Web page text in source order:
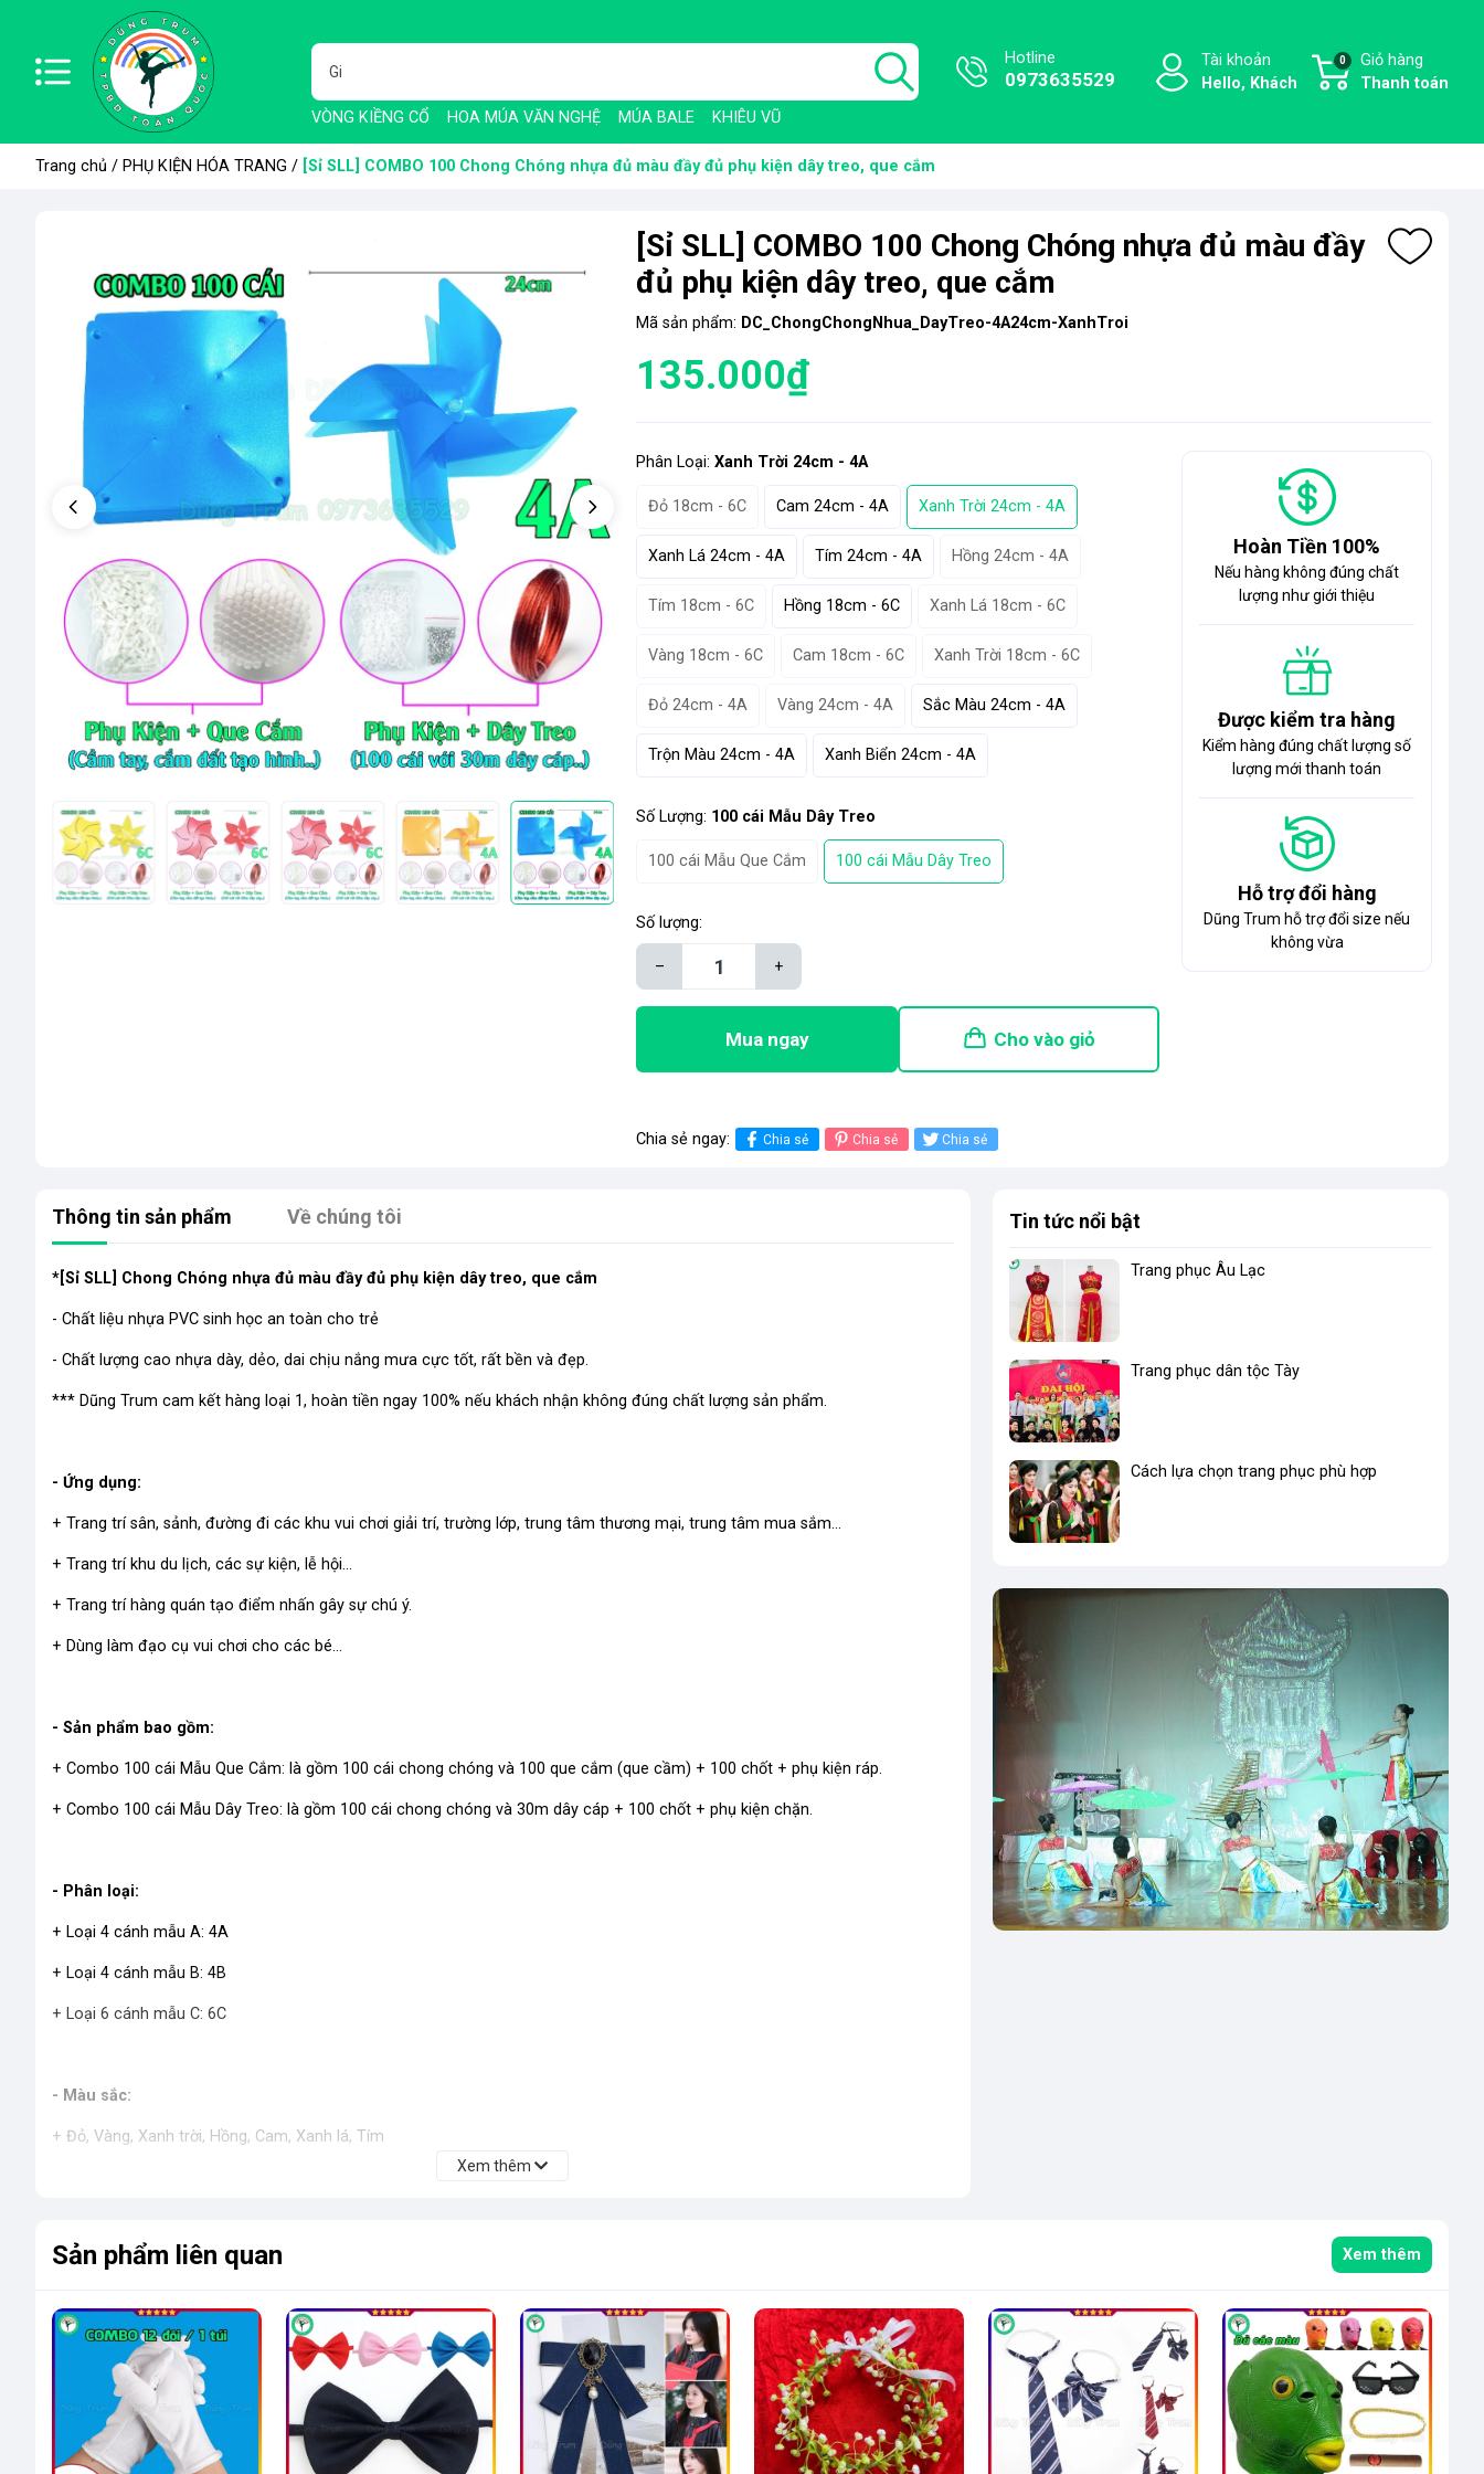
VÒNG KIỀNG CỔ HOA MÚA VĂN NGHỆ MÚA BALE KHIÊU VŨ
Hotline
0973635529
Tài khoản
Hello, Khách
Giỏ hàng
Thanh toán
0
Trang chủ / PHỤ KIỆN HÓA TRANG / [Sỉ SLL] COMBO 100 Chong Chóng nhựa đủ màu đầy đủ phụ kiện dây treo, que cắm
[Sỉ SLL] COMBO 100 Chong Chóng nhựa đủ màu đầy
đủ phụ kiện dây treo, que cắm
Mã sản phẩm: DC_ChongChongNhua_DayTreo-4A24cm-XanhTroi
135.000₫
Phân Loại:Xanh Trời 24cm - 4A
Đỏ 18cm - 6C Cam 24cm - 4A Xanh Trời 24cm - 4A
Xanh Lá 24cm - 4A Tím 24cm - 4A Hồng 24cm - 4A
Tím 18cm - 6C Hồng 18cm - 6C Xanh Lá 18cm - 6C
Vàng 18cm - 6C Cam 18cm - 6C Xanh Trời 18cm - 6C
Đỏ 24cm - 4A Vàng 24cm - 4A Sắc Màu 24cm - 4A
Trộn Màu 24cm - 4A Xanh Biển 24cm - 4A
Số Lượng: 100 cái Mẫu Dây Treo
100 cái Mẫu Que Cắm 100 cái Mẫu Dây Treo
Số lượng:
– +
Mua ngay Cho vào giỏ
Chia sẻ ngay: Chia sẻ Chia sẻ Chia sẻ
Hoàn Tiền 100%
Nếu hàng không đúng chất
lượng như giới thiệu
Được kiểm tra hàng
Kiểm hàng đúng chất lượng số
lượng mới thanh toán
Hỗ trợ đổi hàng
Dũng Trum hỗ trợ đổi size nếu
không vừa
Thông tin sản phẩm Về chúng tôi
*[Sỉ SLL] Chong Chóng nhựa đủ màu đầy đủ phụ kiện dây treo, que cắm
- Chất liệu nhựa PVC sinh học an toàn cho trẻ
- Chất lượng cao nhựa dày, dẻo, dai chịu nắng mưa cực tốt, rất bền và đẹp.
*** Dũng Trum cam kết hàng loại 1, hoàn tiền ngay 100% nếu khách nhận không đúng chất lượng sản phẩm.
- Ứng dụng:
+ Trang trí sân, sảnh, đường đi các khu vui chơi giải trí, trường lớp, trung tâm thương mại, trung tâm mua sắm...
+ Trang trí khu du lịch, các sự kiện, lễ hội...
+ Trang trí hàng quán tạo điểm nhấn gây sự chú ý.
+ Dùng làm đạo cụ vui chơi cho các bé...
- Sản phẩm bao gồm:
+ Combo 100 cái Mẫu Que Cắm: là gồm 100 cái chong chóng và 100 que cắm (que cầm) + 100 chốt + phụ kiện ráp.
+ Combo 100 cái Mẫu Dây Treo: là gồm 100 cái chong chóng và 30m dây cáp + 100 chốt + phụ kiện chặn.
- Phân loại:
+ Loại 4 cánh mẫu A: 4A
+ Loại 4 cánh mẫu B: 4B
+ Loại 6 cánh mẫu C: 6C
- Màu sắc:
+ Đỏ, Vàng, Xanh trời, Hồng, Cam, Xanh lá, Tím
+ Đường kính cánh: 16cm, 18cm, 20cm, 22cm, 24cm, 28cm...
*** Dũng Trum cam kết hàng chuẩn chất lượng, hoàn tiền ngay 100% nếu khách nhận không đúng chất lượng sản phẩm. Vậy
nên các bạn yên tâm đặt hàng nha... Cảm ơn bạn đã quan tâm tới sản phẩm.
Xem thêm
Tin tức nổi bật
Trang phục Âu Lạc
Trang phục dân tộc Tày
Cách lựa chọn trang phục phù hợp
Sản phẩm liên quan Xem thêm